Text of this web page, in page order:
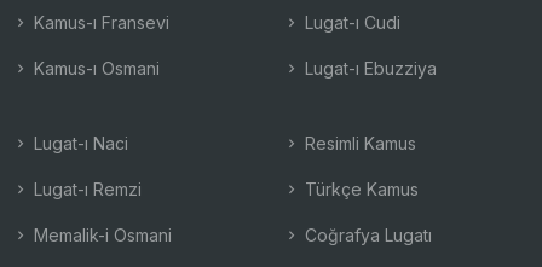
Kamus-ı Fransevi
Kamus-ı Osmani
Lugat-ı Cudi
Lugat-ı Ebuzziya
Lugat-ı Naci
Lugat-ı Remzi
Memalik-i Osmani
Resimli Kamus
Türkçe Kamus
Coğrafya Lugatı